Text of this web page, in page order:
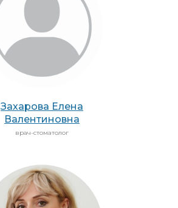
Захарова Елена
Валентиновна
врач-стоматолог